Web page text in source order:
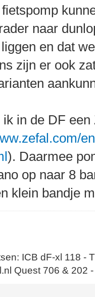
naar
en dat
zijn er ook
ik in de DF
). Daarmee
op naar 8
klein bandje
ICB dF-xl 118 -
Quest 706 & 202